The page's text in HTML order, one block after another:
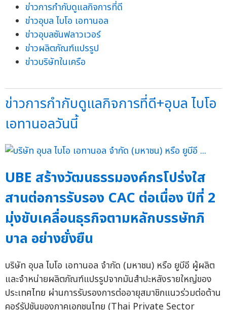
ข่าวการกำกับดูแลกิจการที่ดี
ข่าวอุบล ไบโอ เอทานอล
ข่าวอุบลซันฟลาวเวอร์
ข่าวผลิตภัณฑ์แปรรูป
ข่าวบริษัทในเครือ
ข่าวการกำกับดูแลกิจการที่ดี+อุบล ไบโอ
เอทานอลวันนี้
UBE สร้างวัฒนธรรมองค์กรโปร่งใส
สานต่อการรับรอง CAC ต่อเนื่อง ปีที่ 2
มุ่งขับเคลื่อนธุรกิจตามหลักบรรษัทภิ
บาล อย่างยั่งยืน
บริษัท อุบล ไบโอ เอทานอล จำกัด (มหาชน) หรือ ยูบีอี ผู้ผลิต
และจำหน่ายผลิตภัณฑ์แปรรูปจากมันสำปะหลังรายใหญ่ของ
ประเทศไทย ผ่านการรับรองการต่ออายุสมาชิกแนวร่วมต่อต้าน
คอร์รัปชันของภาคเอกชนไทย (Thai Private Sector